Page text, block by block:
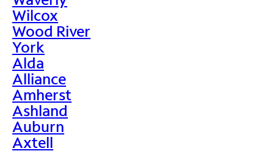
Wilcox
Wood River
York
Alda
Alliance
Amherst
Ashland
Auburn
Axtell